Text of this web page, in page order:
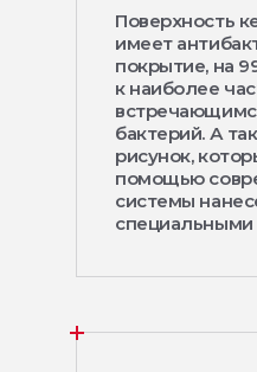
Поверхность
имеет
покрытие, на
к наиболее
бактерий. А
рисунок,
помощью
системы